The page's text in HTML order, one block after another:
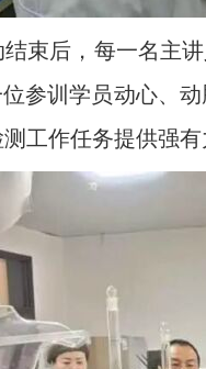
束后，每一名主
参训学员动心、
工作任务提供强有